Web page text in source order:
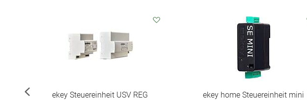
ekey Steuereinheit USV REG
ekey home Steuereinheit mini